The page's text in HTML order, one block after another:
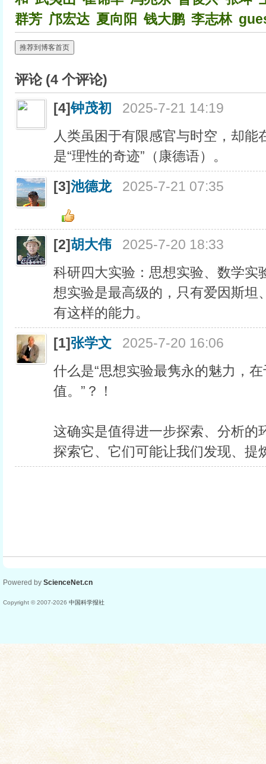
群芳 邝宏达 夏向阳 钱大鹏 李志林
推荐到博客首页
评论 (4 个评论)
[4]钟茂初
2025-7-21 14:19
人类虽困于有限感官与时空，却
是“理性的奇迹”（康德语）。
[3]池德龙 2025-7-21 07:35
[2]胡大伟
2025-7-20 18:33
科研四大实验：思想实验、数学实
想实验是最高级的，只有爱因斯坦
有这样的能力。
[1]张学文
2025-7-20 16:06
什么是“思想实验最隽永的魅力，
值。”？！
这确实是值得进一步探索、分析的
探索它、它们可能让我们发现、提
Powered by ScienceNet.cn
Copyright © 2007-2026 中国科学报社